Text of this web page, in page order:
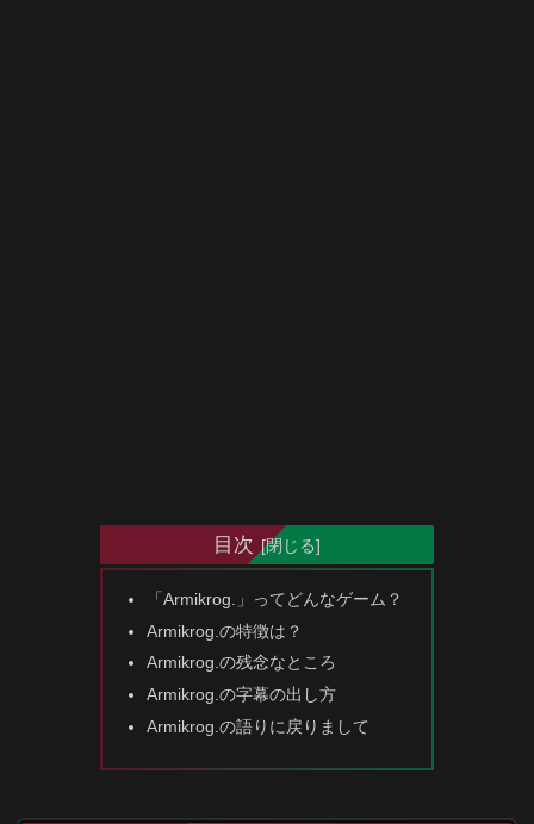
目次
「Armikrog.」ってどんなゲーム？
Armikrog.の特徴は？
Armikrog.の残念なところ
Armikrog.の字幕の出し方
Armikrog.の語りに戻りまして